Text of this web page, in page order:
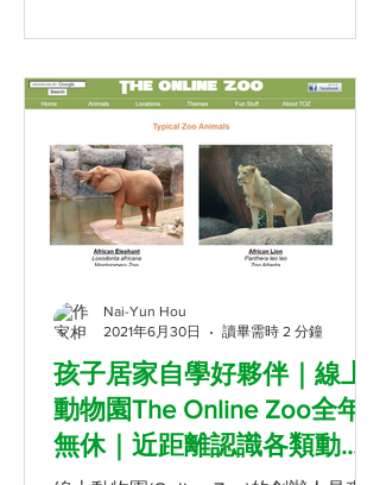
過模...
孩子居家自學好夥伴｜線上
動物園The Online Zoo全年
無休｜近距離認識各類動物
Nai-Yun Hou
2021年6月30日
讀畢需時 2 分鐘